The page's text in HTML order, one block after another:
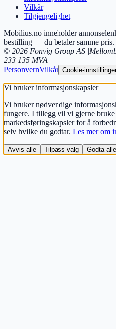
Vilkår
Tilgjengelighet
Mobilius.no inneholder
bestilling — du betaler samme pris.
© 2026 Fonvig Group AS
233 135 MVA
PersonvernVilkår Cookie-innstillinger
Vi bruker informasjonskapsler
Vi bruker nødvendige
fungere. I tillegg vil vi gjerne
markedsføringskapsler for å
selv hvilke du godtar. Les mer om
Avvis alle Tilpass valg Godta alle